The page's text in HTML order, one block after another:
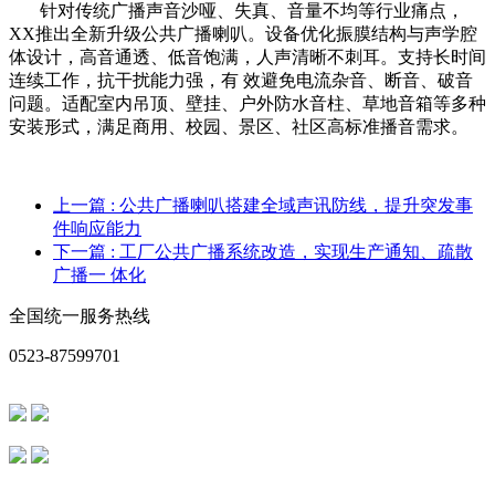
针对传统广播声音沙哑、失真、音量不均等行业痛点，
XX推出全新升级公共广播喇叭。设备优化振膜结构与声学腔
体设计，高音通透、低音饱满，人声清晰不刺耳。支持长时间
连续工作，抗干扰能力强，有 效避免电流杂音、断音、破音
问题。适配室内吊顶、壁挂、户外防水音柱、草地音箱等多种
安装形式，满足商用、校园、景区、社区高标准播音需求。
上一篇 : 公共广播喇叭搭建全域声讯防线，提升突发事
件响应能力
下一篇 : 工厂公共广播系统改造，实现生产通知、疏散
广播一 体化
全国统一服务热线
0523-87599701